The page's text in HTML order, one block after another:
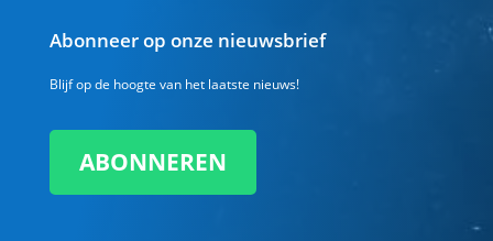
Abonneer op onze nieuwsbrief
Blijf op de hoogte van het laatste nieuws!
ABONNEREN